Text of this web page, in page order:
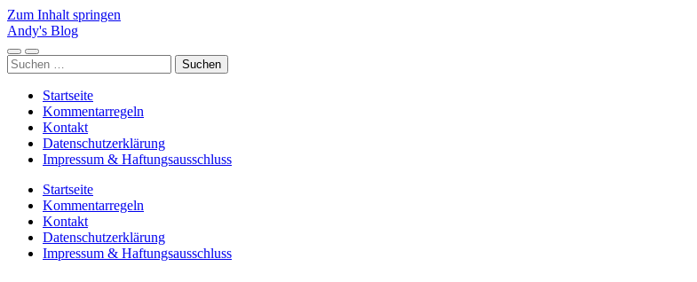
Zum Inhalt springen
Andy's Blog
Mobile-
Menü
Suchfeld
ein-/ausblenden
Suchen
nach:
Startseite
Kommentarregeln
Kontakt
Datenschutzerklärung
Impressum & Haftungsausschluss
Startseite
Kommentarregeln
Kontakt
Datenschutzerklärung
Impressum & Haftungsausschluss